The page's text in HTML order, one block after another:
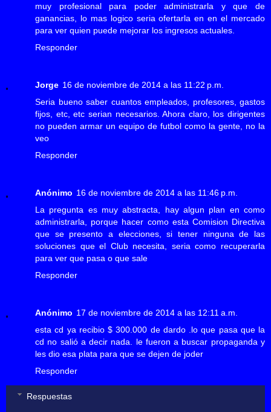
muy profesional para poder administrarla y que de
ganancias, lo mas logico seria ofertarla en en el mercado
para ver quien puede mejorar los ingresos actuales.
Responder
Jorge 16 de noviembre de 2014 a las 11:22 p.m.
Seria bueno saber cuantos empleados, profesores, gastos
fijos, etc, etc serian necesarios. Ahora claro, los dirigentes
no pueden armar un equipo de futbol como la gente, no la
veo
Responder
Anónimo 16 de noviembre de 2014 a las 11:46 p.m.
La pregunta es muy abstracta, hay algun plan en como
administrarla, porque hacer como esta Comision Directiva
que se presento a elecciones, si tener ninguna de las
soluciones que el Club necesita, seria como recuperarla
para ver que pasa o que sale
Responder
Anónimo 17 de noviembre de 2014 a las 12:11 a.m.
esta cd ya recibio $ 300.000 de dardo .lo que pasa que la
cd no salió a decir nada. le fueron a buscar propaganda y
les dio esa plata para que se dejen de joder
Responder
Respuestas